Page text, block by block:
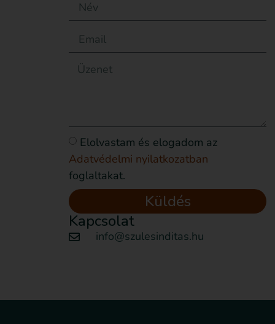
Elolvastam és elogadom az
Adatvédelmi nyilatkozatban
foglaltakat.
Küldés
Kapcsolat
info@szulesinditas.hu